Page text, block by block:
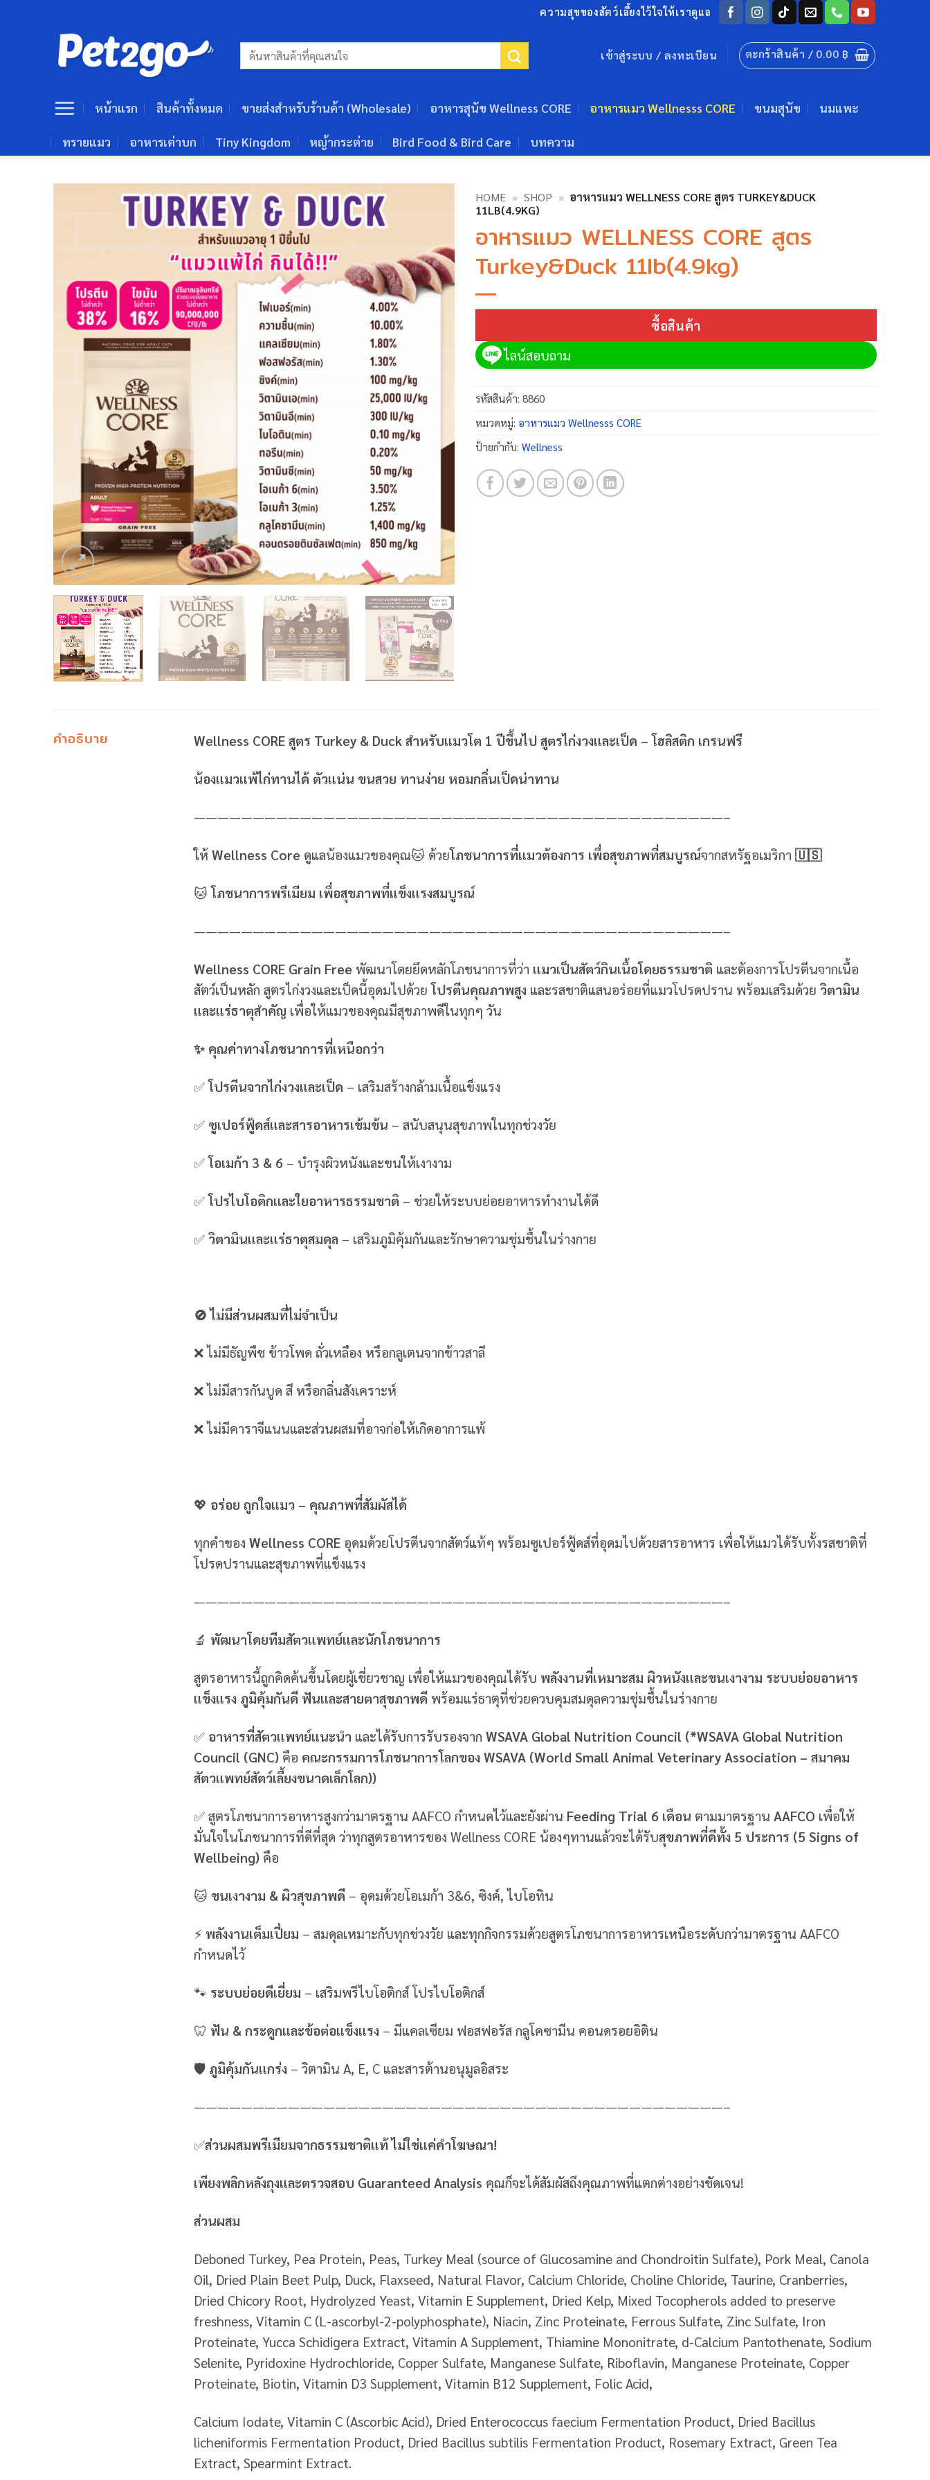
ความสุขของสัตว์เลี้ยงไว้ใจให้เราดูแล
ค้นหา: เข้าสู่ระบบ / ลงทะเบียน ตะกร้าสินค้า / 0.00 ฿
หน้าแรก สินค้าทั้งหมด ขายส่งสำหรับร้านค้า (Wholesale) อาหารสุนัข Wellness CORE อาหารแมว Wellnesss CORE ขนมสุนัข นมแพะ
ทรายแมว อาหารเต่าบก Tiny Kingdom หญ้ากระต่าย Bird Food & Bird Care บทความ
HOME » SHOP » อาหารแมว WELLNESS CORE สูตร TURKEY&DUCK
11LB(4.9KG)
อาหารแมว WELLNESS CORE สูตร
Turkey&Duck 11lb(4.9kg)
ซื้อสินค้า
ไลน์สอบถาม
รหัสสินค้า: 8860
หมวดหมู่: อาหารแมว Wellnesss CORE
ป้ายกำกับ: Wellness
คำอธิบาย Wellness CORE สูตร Turkey & Duck สำหรับแมวโต 1 ปีขึ้นไป สูตรไก่งวงและเป็ด – โฮลิสติก เกรนฟรี
น้องแมวแพ้ไก่ทานได้ ตัวแน่น ขนสวย ทานง่าย หอมกลิ่นเป็ดน่าทาน
—————————————————————————————————————————————–
ให้Wellness Core ดูแลน้องแมวของคุณ🐱 ด้วยโภชนาการที่แมวต้องการ เพื่อสุขภาพที่สมบูรณ์จากสหรัฐอเมริกา🇺🇸
🐱โภชนาการพรีเมียม เพื่อสุขภาพที่แข็งแรงสมบูรณ์
—————————————————————————————————————————————–
Wellness CORE Grain Free พัฒนาโดยยึดหลักโภชนาการที่ว่า แมวเป็นสัตว์กินเนื้อโดยธรรมชาติ และต้องการโปรตีนจากเนื้อ
สัตว์เป็นหลัก สูตรไก่งวงและเป็ดนี้อุดมไปด้วยโปรตีนคุณภาพสูง และรสชาติแสนอร่อยที่แมวโปรดปราน พร้อมเสริมด้วย วิตามิน
และแร่ธาตุสำคัญ เพื่อให้แมวของคุณมีสุขภาพดีในทุกๆ วัน
✨ คุณค่าทางโภชนาการที่เหนือกว่า
✅โปรตีนจากไก่งวงและเป็ด – เสริมสร้างกล้ามเนื้อแข็งแรง
✅ ซูเปอร์ฟู้ดส์และสารอาหารเข้มข้น – สนับสนุนสุขภาพในทุกช่วงวัย
✅โอเมก้า 3 & 6 – บำรุงผิวหนังและขนให้เงางาม
✅โปรไบโอติกและใยอาหารธรรมชาติ – ช่วยให้ระบบย่อยอาหารทำงานได้ดี
✅วิตามินและแร่ธาตุสมดุล – เสริมภูมิคุ้มกันและรักษาความชุ่มชื้นในร่างกาย
🚫 ไม่มีส่วนผสมที่ไม่จำเป็น
❌ ไม่มีธัญพืช ข้าวโพด ถั่วเหลือง หรือกลูเตนจากข้าวสาลี
❌ ไม่มีสารกันบูด สี หรือกลิ่นสังเคราะห์
❌ ไม่มีคาราจีแนนและส่วนผสมที่อาจก่อให้เกิดอาการแพ้
💖 อร่อย ถูกใจแมว – คุณภาพที่สัมผัสได้
ทุกคำของWellness CORE อุดมด้วยโปรตีนจากสัตว์แท้ๆ พร้อมซูเปอร์ฟู้ดส์ที่อุดมไปด้วยสารอาหาร เพื่อให้แมวได้รับทั้งรสชาติที่
โปรดปรานและสุขภาพที่แข็งแรง
—————————————————————————————————————————————–
🔬 พัฒนาโดยทีมสัตวแพทย์และนักโภชนาการ
สูตรอาหารนี้ถูกคิดค้นขึ้นโดยผู้เชี่ยวชาญ เพื่อให้แมวของคุณได้รับ พลังงานที่เหมาะสม ผิวหนังและขนเงางาม ระบบย่อยอาหาร
แข็งแรง ภูมิคุ้มกันดี ฟันและสายตาสุขภาพดี พร้อมแร่ธาตุที่ช่วยควบคุมสมดุลความชุ่มชื้นในร่างกาย
✅ อาหารที่สัตวแพทย์แนะนำ และได้รับการรับรองจาก WSAVA Global Nutrition Council (*WSAVA Global Nutrition
Council (GNC) คือ คณะกรรมการโภชนาการโลกของ WSAVA (World Small Animal Veterinary Association – สมาคม
สัตวแพทย์สัตว์เลี้ยงขนาดเล็กโลก))
✅ สูตรโภชนาการอาหารสูงกว่ามาตรฐาน AAFCO กำหนดไว้และยังผ่าน Feeding Trial 6 เดือน ตามมาตรฐานAAFCO เพื่อให้
มั่นใจในโภชนาการที่ดีที่สุด ว่าทุกสูตรอาหารของ Wellness CORE น้องๆทานแล้วจะได้รับสุขภาพที่ดีทั้ง 5 ประการ (5 Signs of
Wellbeing) คือ
🐱 ขนเงางาม & ผิวสุขภาพดี – อุดมด้วยโอเมก้า 3&6, ซิงค์, ไบโอทิน
⚡ พลังงานเต็มเปี่ยม – สมดุลเหมาะกับทุกช่วงวัย และทุกกิจกรรมด้วยสูตรโภชนาการอาหารเหนือระดับกว่ามาตรฐาน AAFCO
กำหนดไว้
🐾 ระบบย่อยดีเยี่ยม – เสริมพรีไบโอติกส์ โปรไบโอติกส์
🦷 ฟัน & กระดูกและข้อต่อแข็งแรง – มีแคลเซียม ฟอสฟอรัส กลูโคซามีน คอนดรอยอิติน
🛡 ภูมิคุ้มกันแกร่ง – วิตามิน A, E, C และสารต้านอนุมูลอิสระ
—————————————————————————————————————————————–
✅ส่วนผสมพรีเมียมจากธรรมชาติแท้ ไม่ใช่แค่คำโฆษณา!
เพียงพลิกหลังถุงและตรวจสอบ Guaranteed Analysis คุณก็จะได้สัมผัสถึงคุณภาพที่แตกต่างอย่างชัดเจน!
ส่วนผสม
Deboned Turkey, Pea Protein, Peas, Turkey Meal (source of Glucosamine and Chondroitin Sulfate), Pork Meal, Canola
Oil, Dried Plain Beet Pulp, Duck, Flaxseed, Natural Flavor, Calcium Chloride, Choline Chloride, Taurine, Cranberries,
Dried Chicory Root, Hydrolyzed Yeast, Vitamin E Supplement, Dried Kelp, Mixed Tocopherols added to preserve
freshness, Vitamin C (L-ascorbyl-2-polyphosphate), Niacin, Zinc Proteinate, Ferrous Sulfate, Zinc Sulfate, Iron
Proteinate, Yucca Schidigera Extract, Vitamin A Supplement, Thiamine Mononitrate, d-Calcium Pantothenate, Sodium
Selenite, Pyridoxine Hydrochloride, Copper Sulfate, Manganese Sulfate, Riboflavin, Manganese Proteinate, Copper
Proteinate, Biotin, Vitamin D3 Supplement, Vitamin B12 Supplement, Folic Acid,
Calcium Iodate, Vitamin C (Ascorbic Acid), Dried Enterococcus faecium Fermentation Product, Dried Bacillus
licheniformis Fermentation Product, Dried Bacillus subtilis Fermentation Product, Rosemary Extract, Green Tea
Extract, Spearmint Extract.